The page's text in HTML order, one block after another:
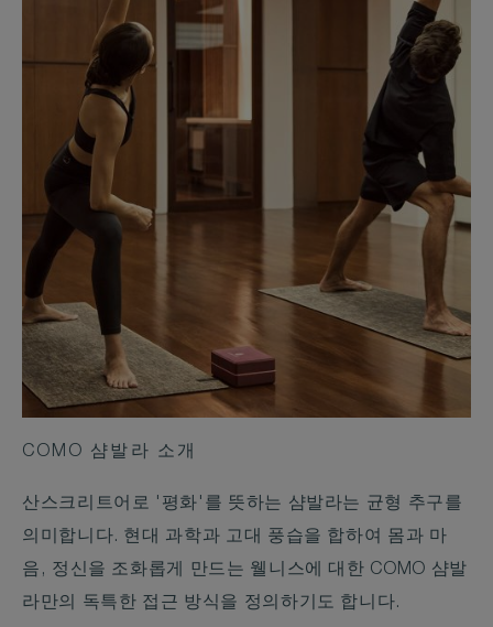
COMO 샴발라 소개
산스크리트어로 '평화'를 뜻하는 샴발라는 균형 추구를
의미합니다. 현대 과학과 고대 풍습을 합하여 몸과 마
음, 정신을 조화롭게 만드는 웰니스에 대한 COMO 샴발
라만의 독특한 접근 방식을 정의하기도 합니다.